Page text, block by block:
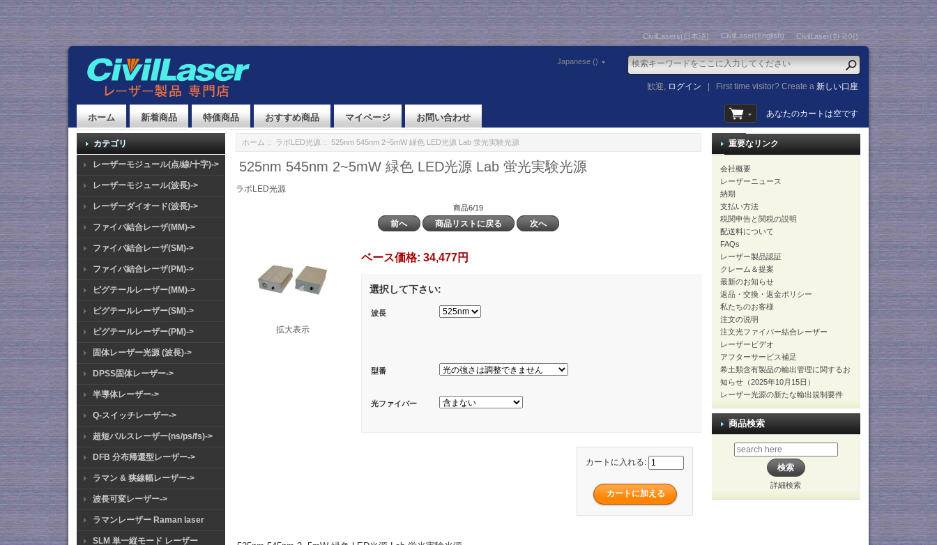
CivilLasers(日本語) CivilLaser(English) CivilLaser(한국어)
Japanese ()
歓迎, ログイン First time visitor? Create a新しい口座
ホーム 新着商品 特価商品 おすすめ商品 マイページ お問い合わせ あなたのカートは空です
カテゴリ
レーザーモジュール(点/線/十字)->
レーザーモジュール(波長)->
レーザーダイオード(波長)->
ファイバ結合レーザ(MM)->
ファイバ結合レーザ(SM)->
ファイバ結合レーザ(PM)->
ピグテールレーザー(MM)->
ピグテールレーザー(SM)->
ピグテールレーザー(PM)->
固体レーザー光源 (波長)->
DPSS固体レーザー->
半導体レーザー->
Q-スイッチレーザー->
超短パルスレーザー(ns/ps/fs)->
DFB 分布帰還型レーザー->
ラマン & 狭線幅レーザー->
波長可変レーザー->
ラマンレーザー Raman laser
SLM 単一縦モード レーザー
ホーム :: ラボLED光源 :: 525nm 545nm 2~5mW 緑色 LED光源 Lab 蛍光実験光源
525nm 545nm 2~5mW 緑色 LED光源 Lab 蛍光実験光源
ラボLED光源
商品6/19
前へ 商品リストに戻る 次へ
拡大表示
ベース価格: 34,477円
選択して下さい:
波長
型番
光ファイバー
カートに入れる:
重要なリンク
会社概要
レーザーニュース
納期
支払い方法
税関申告と関税の説明
配送料について
FAQs
レーザー製品認証
クレーム＆提案
最新のお知らせ
返品・交換・返金ポリシー
私たちのお客様
注文の说明
注文光ファイバー結合レーザー
レーザービデオ
アフターサービス補足
希土類含有製品の輸出管理に関するお
知らせ（2025年10月15日）
レーザー光源の新たな輸出規制要件
商品検索
詳細検索